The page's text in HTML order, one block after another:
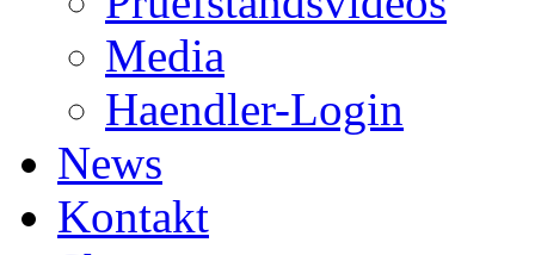
Media
Haendler-Login
News
Kontakt